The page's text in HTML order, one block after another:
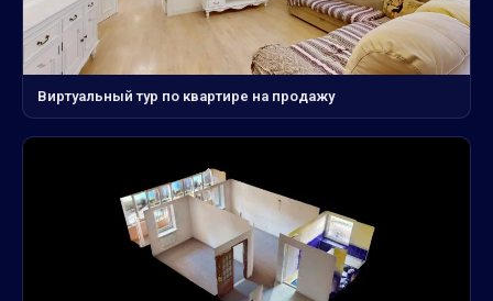
Виртуальный тур по квартире на продажу